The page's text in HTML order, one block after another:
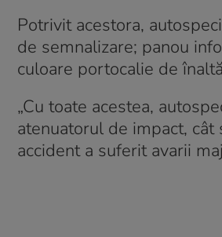
Potrivit acestora,
de semnalizare; panou
culoare portocalie de
„Cu toate acestea,
atenuatorul de impact,
accident a suferit avarii